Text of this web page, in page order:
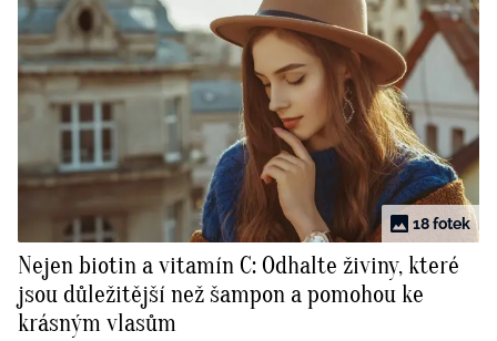
18 fotek
Nejen biotin a vitamín C: Odhalte živiny, které
jsou důležitější než šampon a pomohou ke
krásným vlasům